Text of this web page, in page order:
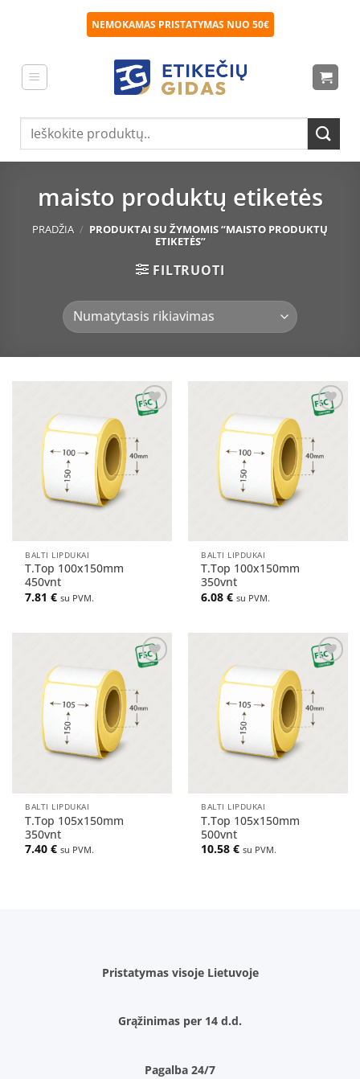
NEMOKAMAS PRISTATYMAS NUO 50€
Ieškoti:
maisto produktų etiketės
PRADŽIA / PRODUKTAI SU ŽYMOMIS “MAISTO PRODUKTŲ
ETIKETĖS”
FILTRUOTI
sąrašą
BALTI LIPDUKAI
T.Top 100x150mm
450vnt
7.81€ su PVM.
sąrašą
BALTI LIPDUKAI
T.Top 100x150mm
350vnt
6.08€ su PVM.
sąrašą
BALTI LIPDUKAI
T.Top 105x150mm
350vnt
7.40€ su PVM.
sąrašą
BALTI LIPDUKAI
T.Top 105x150mm
500vnt
10.58€ su PVM.
Pristatymas visoje Lietuvoje
Grąžinimas per 14 d.d.
Pagalba 24/7